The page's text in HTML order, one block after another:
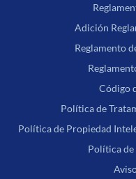
Adición
Reglamento
Código
Política de
Política de Propiedad
Política